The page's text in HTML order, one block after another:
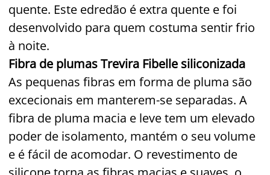
quente. Este edredão é extra quente e foi
desenvolvido para quem costuma sentir frio
à noite.
Fibra de plumas Trevira Fibelle siliconizada
As pequenas fibras em forma de pluma são
excecionais em manterem-se separadas. A
fibra de pluma macia e leve tem um elevado
poder de isolamento, mantém o seu volume
e é fácil de acomodar. O revestimento de